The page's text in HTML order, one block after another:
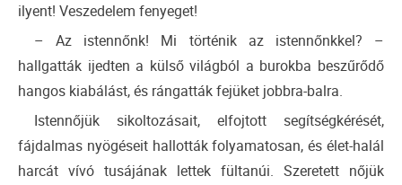
ilyent! Veszedelem fenyeget!
– Az istennőnk! Mi történik az istennőnkkel? –
hallgatták ijedten a külső világból a burokba beszűrődő
hangos kiabálást, és rángatták fejüket jobbra-balra.
Istennőjük sikoltozásait, elfojtott segítségkérését,
fájdalmas nyögéseit hallották folyamatosan, és élet-halál
harcát vívó tusájának lettek fültanúi. Szeretett nőjük